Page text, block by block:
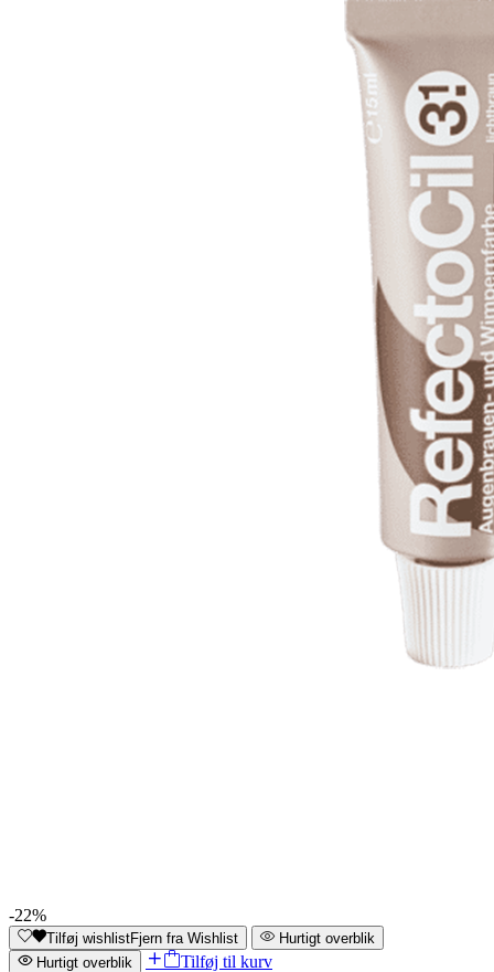
-22%
Tilføj wishlistFjern fra Wishlist
Hurtigt overblik
Hurtigt overblik
Tilføj til kurv